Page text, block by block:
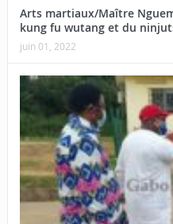
Arts martiaux/Maître
kung fu wutang et du
juin 01, 2022